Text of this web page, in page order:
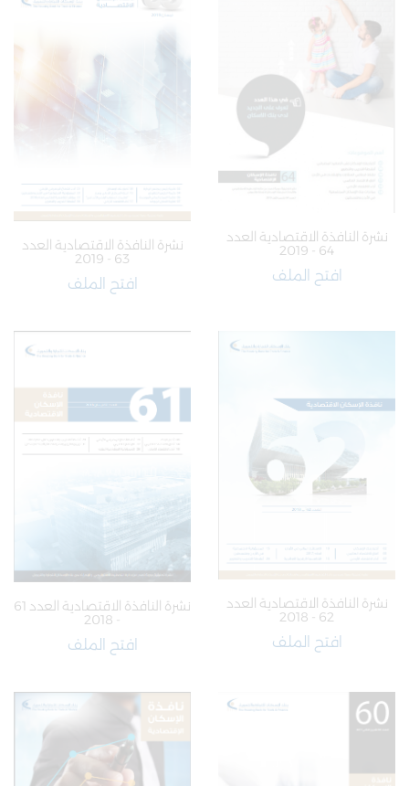
نشرة النافذة الاقتصادية العدد
64 - 2019
افتح الملف
نشرة النافذة الاقتصادية العدد
63 - 2019
افتح الملف
نشرة النافذة الاقتصادية العدد
62 - 2018
افتح الملف
نشرة النافذة الاقتصادية العدد 61
- 2018
افتح الملف